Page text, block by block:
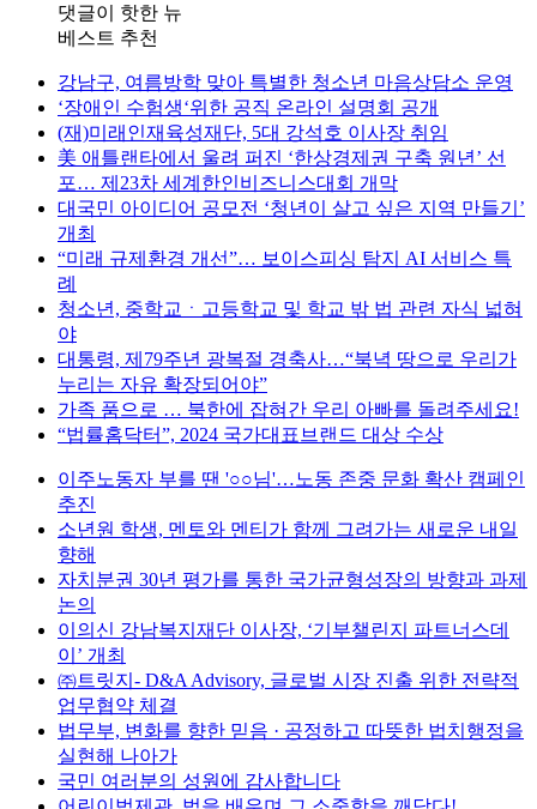
댓글이 핫한 뉴
베스트 추천
강남구, 여름방학 맞아 특별한 청소년 마음상담소 운영
‘장애인 수험생‘위한 공직 온라인 설명회 공개
(재)미래인재육성재단, 5대 강석호 이사장 취임
美 애틀랜타에서 울려 퍼진 ‘한상경제권 구축 원년’ 선
포… 제23차 세계한인비즈니스대회 개막
대국민 아이디어 공모전 ‘청년이 살고 싶은 지역 만들기’
개최
“미래 규제환경 개선”… 보이스피싱 탐지 AI 서비스 특
례
청소년, 중학교ㆍ고등학교 및 학교 밖 법 관련 자식 넓혀
야
대통령, 제79주년 광복절 경축사…“북녁 땅으로 우리가
누리는 자유 확장되어야”
가족 품으로 … 북한에 잡혀간 우리 아빠를 돌려주세요!
“법률홈닥터”, 2024 국가대표브랜드 대상 수상
이주노동자 부를 땐 '○○님'…노동 존중 문화 확산 캠페인
추진
소년원 학생, 멘토와 멘티가 함께 그려가는 새로운 내일
향해
자치분권 30년 평가를 통한 국가균형성장의 방향과 과제
논의
이의신 강남복지재단 이사장, ‘기부챌린지 파트너스데
이’ 개최
㈜트릿지- D&A Advisory, 글로벌 시장 진출 위한 전략적
업무협약 체결
법무부, 변화를 향한 믿음 · 공정하고 따뜻한 법치행정을
실현해 나아가
국민 여러분의 성원에 감사합니다